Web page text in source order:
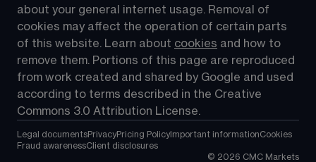
about your general internet usage. Removal of
cookies may affect the operation of certain parts
of this website. Learn about cookies and how to
remove them. Portions of this page are reproduced
from work created and shared by Google and used
according to terms described in the Creative
Commons 3.0 Attribution License.
Legal documentsPrivacyPricing PolicyImportant informationCookies
Fraud awarenessClient disclosures
© 2026 CMC Markets